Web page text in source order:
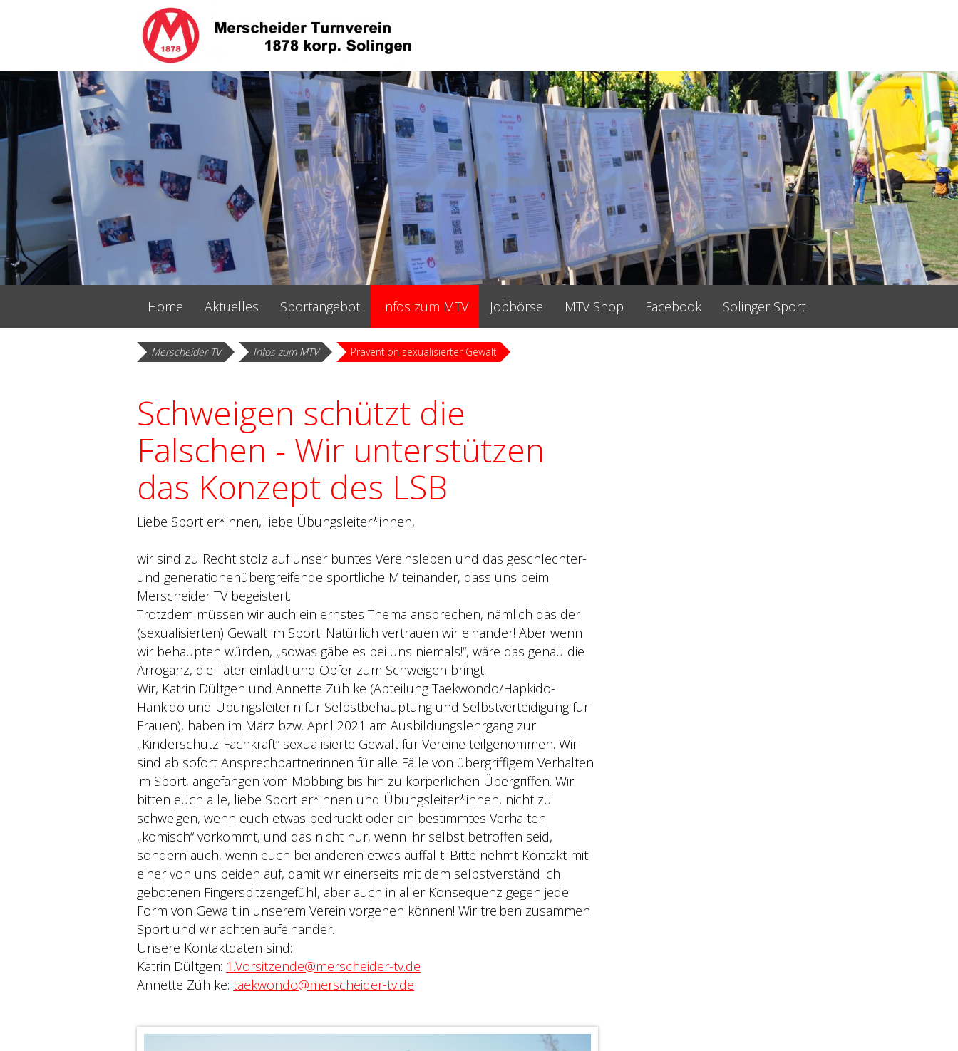
Zurück Vorwärts
überspringen
Home Aktuelles Sportangebot Infos zum MTV Jobbörse MTV Shop Facebook Solinger Sport
Merscheider TV Infos zum MTV Prävention sexualisierter Gewalt
Schweigen schützt die
Falschen - Wir unterstützen
das Konzept des LSB
Liebe Sportler*innen, liebe Übungsleiter*innen,
wir sind zu Recht stolz auf unser buntes Vereinsleben und das geschlechter-
und generationenübergreifende sportliche Miteinander, dass uns beim
Merscheider TV begeistert.
Trotzdem müssen wir auch ein ernstes Thema ansprechen, nämlich das der
(sexualisierten) Gewalt im Sport. Natürlich vertrauen wir einander! Aber wenn
wir behaupten würden, „sowas gäbe es bei uns niemals!“, wäre das genau die
Arroganz, die Täter einlädt und Opfer zum Schweigen bringt.
Wir, Katrin Dültgen und Annette Zühlke (Abteilung Taekwondo/Hapkido-
Hankido und Übungsleiterin für Selbstbehauptung und Selbstverteidigung für
Frauen), haben im März bzw. April 2021 am Ausbildungslehrgang zur
„Kinderschutz-Fachkraft“ sexualisierte Gewalt für Vereine teilgenommen. Wir
sind ab sofort Ansprechpartnerinnen für alle Fälle von übergriffigem Verhalten
im Sport, angefangen vom Mobbing bis hin zu körperlichen Übergriffen. Wir
bitten euch alle, liebe Sportler*innen und Übungsleiter*innen, nicht zu
schweigen, wenn euch etwas bedrückt oder ein bestimmtes Verhalten
„komisch“ vorkommt, und das nicht nur, wenn ihr selbst betroffen seid,
sondern auch, wenn euch bei anderen etwas auffällt! Bitte nehmt Kontakt mit
einer von uns beiden auf, damit wir einerseits mit dem selbstverständlich
gebotenen Fingerspitzengefühl, aber auch in aller Konsequenz gegen jede
Form von Gewalt in unserem Verein vorgehen können! Wir treiben zusammen
Sport und wir achten aufeinander.
Unsere Kontaktdaten sind:
Katrin Dültgen: 1.Vorsitzende@merscheider-tv.de
Annette Zühlke: taekwondo@merscheider-tv.de